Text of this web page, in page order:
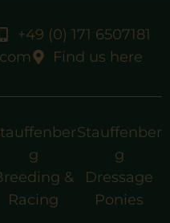
+49 (0) 171 6507181
Find us here
g
&
Racing
Stauffenber
g
Dressage
Ponies